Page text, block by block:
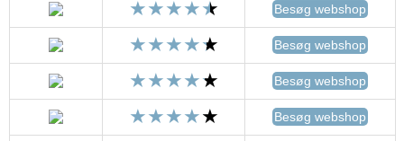
Besøg webshop
Besøg webshop
Besøg webshop
Besøg webshop